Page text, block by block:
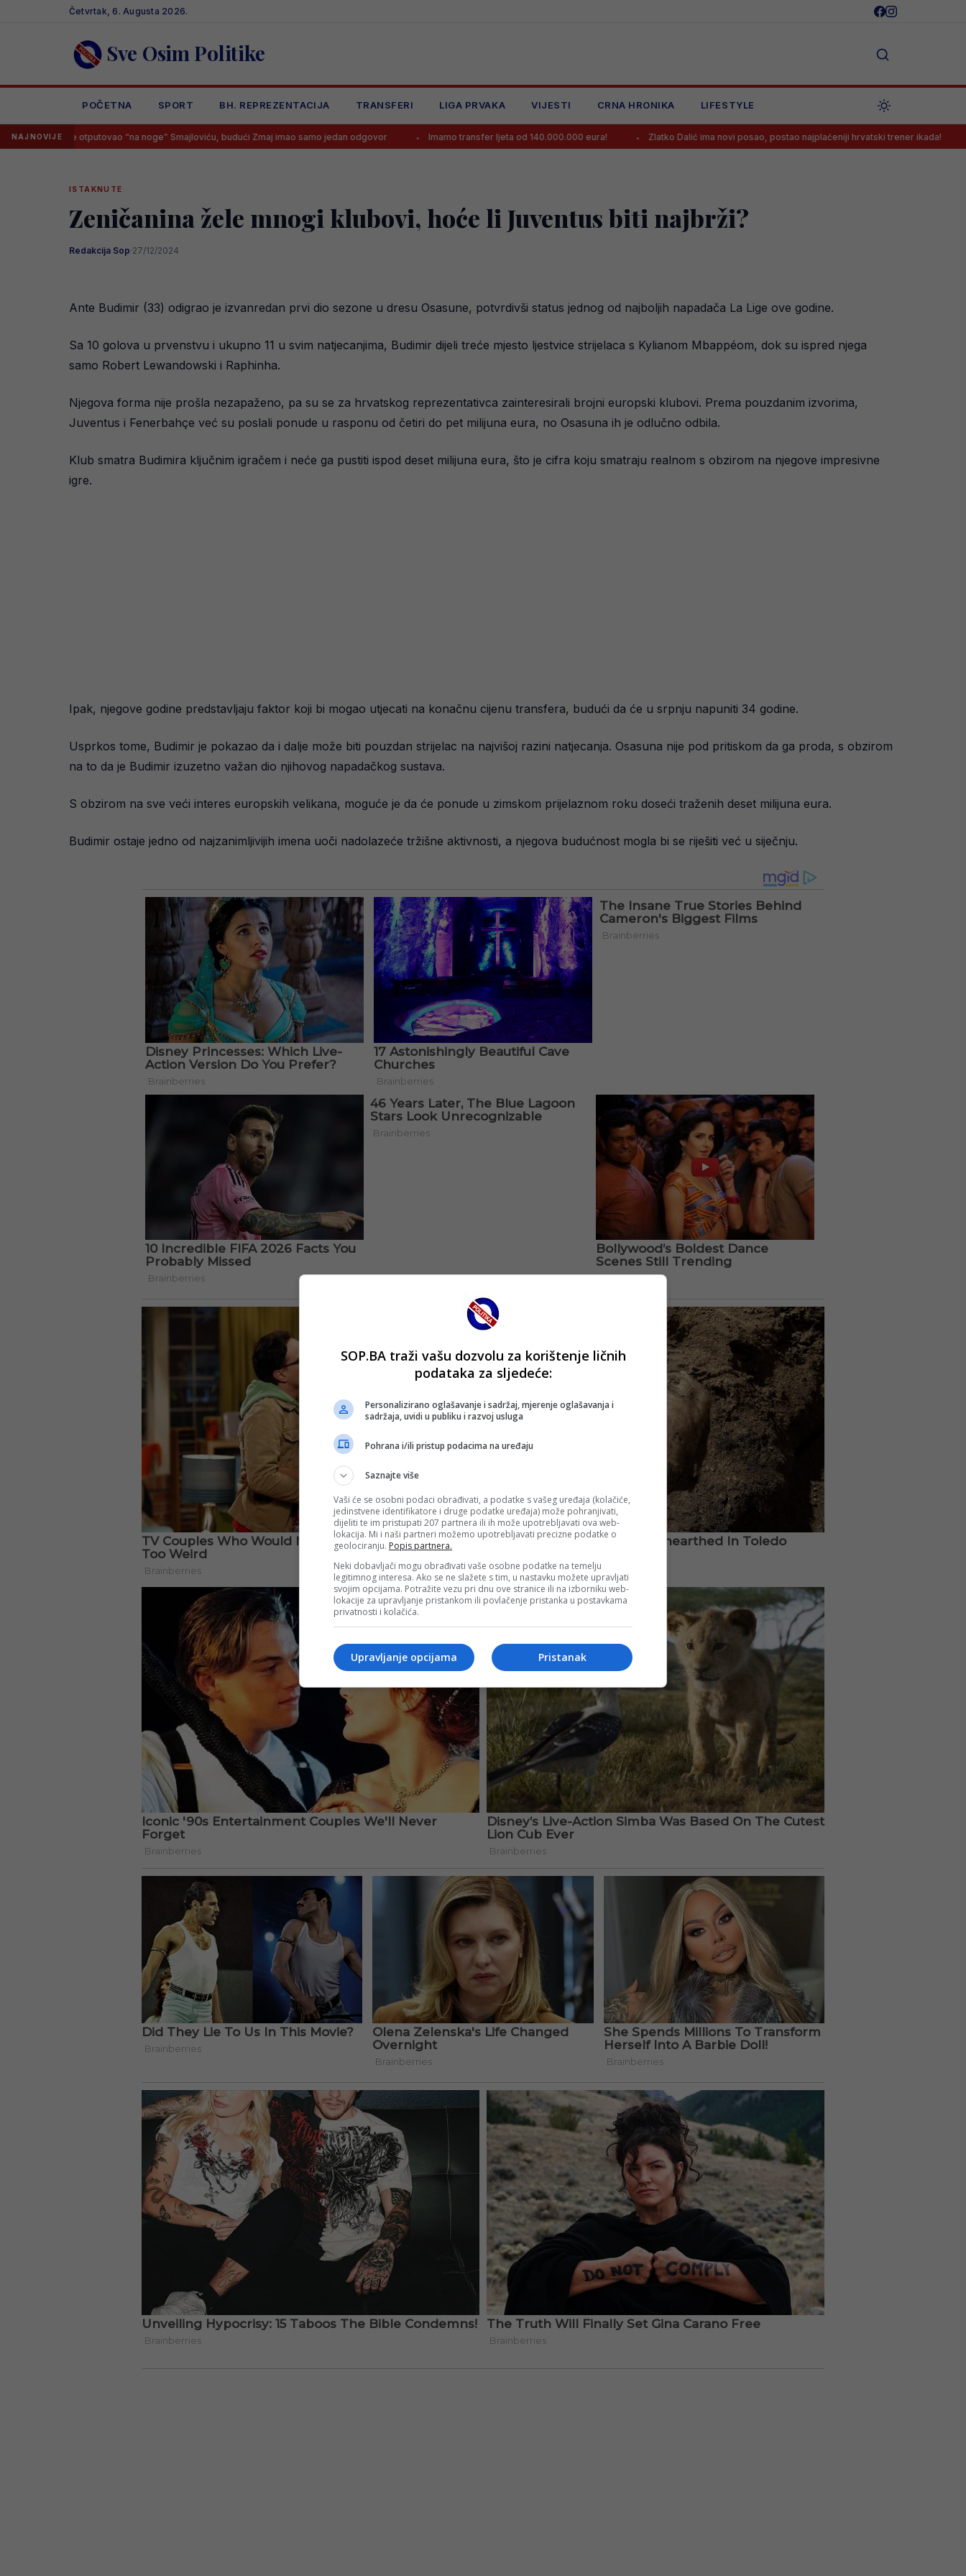
Četvrtak, 6. Augusta 2026.
Sve Osim Politike
POČETNA SPORT BH. REPREZENTACIJA TRANSFERI LIGA PRVAKA VIJESTI CRNA HRONIKA LIFESTYLE
NAJNOVIJE
otputovao “na noge” Smajloviću, budući Zmaj imao samo jedan odgovor Imamo transfer ljeta od 140.000.000 eura! Zlatko Dalić ima novi posao, postao najplaćeniji hrvatski trener ikada!
ISTAKNUTE
Zeničanina žele mnogi klubovi, hoće li Juventus biti najbrži?
Redakcija Sop·27/12/2024
Ante Budimir (33) odigrao je izvanredan prvi dio sezone u dresu Osasune, potvrdivši status jednog od najboljih napadača La Lige ove godine.
Sa 10 golova u prvenstvu i ukupno 11 u svim natjecanjima, Budimir dijeli treće mjesto ljestvice strijelaca s Kylianom Mbappéom, dok su ispred njega
samo Robert Lewandowski i Raphinha.
Njegova forma nije prošla nezapaženo, pa su se za hrvatskog reprezentativca zainteresirali brojni europski klubovi. Prema pouzdanim izvorima,
Juventus i Fenerbahçe već su poslali ponude u rasponu od četiri do pet milijuna eura, no Osasuna ih je odlučno odbila.
Klub smatra Budimira ključnim igračem i neće ga pustiti ispod deset milijuna eura, što je cifra koju smatraju realnom s obzirom na njegove impresivne
igre.
Ipak, njegove godine predstavljaju faktor koji bi mogao utjecati na konačnu cijenu transfera, budući da će u srpnju napuniti 34 godine.
Usprkos tome, Budimir je pokazao da i dalje može biti pouzdan strijelac na najvišoj razini natjecanja. Osasuna nije pod pritiskom da ga proda, s obzirom
na to da je Budimir izuzetno važan dio njihovog napadačkog sustava.
S obzirom na sve veći interes europskih velikana, moguće je da će ponude u zimskom prijelaznom roku doseći traženih deset milijuna eura.
Budimir ostaje jedno od najzanimljivijih imena uoči nadolazeće tržišne aktivnosti, a njegova budućnost mogla bi se riješiti već u siječnju.
SOP.BA traži vašu dozvolu za korištenje ličnih
podataka za sljedeće:
Personalizirano oglašavanje i sadržaj, mjerenje oglašavanja i
sadržaja, uvidi u publiku i razvoj usluga
Pohrana i/ili pristup podacima na uređaju
Saznajte više
Vaši će se osobni podaci obrađivati, a podatke s vašeg uređaja (kolačiće,
jedinstvene identifikatore i druge podatke uređaja) može pohranjivati,
dijeliti te im pristupati 207 partnera ili ih može upotrebljavati ova web-
lokacija. Mi i naši partneri možemo upotrebljavati precizne podatke o
geolociranju. Popis partnera.
Neki dobavljači mogu obrađivati vaše osobne podatke na temelju
legitimnog interesa. Ako se ne slažete s tim, u nastavku možete upravljati
svojim opcijama. Potražite vezu pri dnu ove stranice ili na izborniku web-
lokacije za upravljanje pristankom ili povlačenje pristanka u postavkama
privatnosti i kolačića.
Pristanak
Upravljanje opcijama